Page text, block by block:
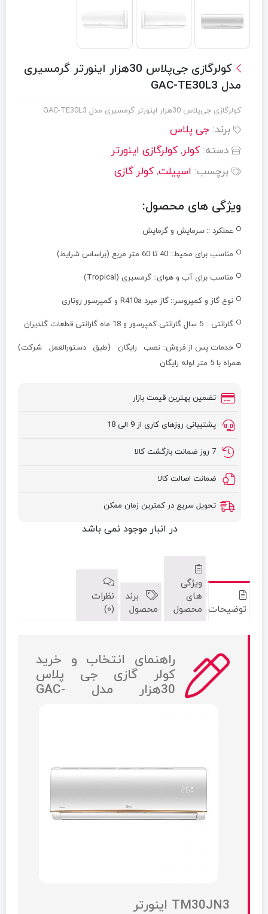
کولرگازی جی‌پلاس 30هزار اینورتر گرمسیری
مدل GAC-TE30L3
کولرگازی جی‌پلاس 30هزار اینورتر گرمسیری مدل GAC-TE30L3
برند: جی پلاس
دسته: کولر, کولرگازی اینورتر
برچسب: اسپیلت, کولر گازی
ویژگی های محصول:
عملکرد :: سرمايش و گرمایش
مناسب برای محیط:: 40 تا 60 متر مربع (براساس شرایط)
مناسب برای آب و هوای:: گرمسیری (Tropical)
نوع گاز و کمپروسر:: گاز مبرد R410a و کمپرسور روتاری
گارانتی :: 5 سال گارانتی کمپرسور و 18 ماه گارانتی قطعات گلدیران
خدمات پس از فروش:: نصب رایگان (طبق دستورالعمل شرکت)
همراه با 5 متر لوله رایگان
تضمین بهترین قیمت بازار
پشتیبانی روزهای کاری از 9 الی 18
7 روز ضمانت بازگشت کالا
ضمانت اصالت کالا
تحویل سریع در کمترین زمان ممکن
در انبار موجود نمی باشد
توضیحات
ویژگی
های
محصول
برند
محصول
نظرات
(0)
راهنمای انتخاب و خرید
کولر گازی جی پلاس
30هزار مدل GAC-
TM30JN3 اینورتر